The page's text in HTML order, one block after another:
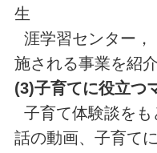
生
涯学習センター
施される事業を紹介
(3)子育てに役立つ
子育て体験談を
話の動画、子育て